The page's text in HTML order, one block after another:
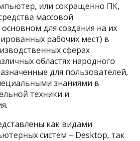
или сокращенно ПК,
массовой
для создания на их
рабочих мест) в
сферах
областях народного
для пользователей,
знаниями в
техники и
как видами
систем – Desktop, так